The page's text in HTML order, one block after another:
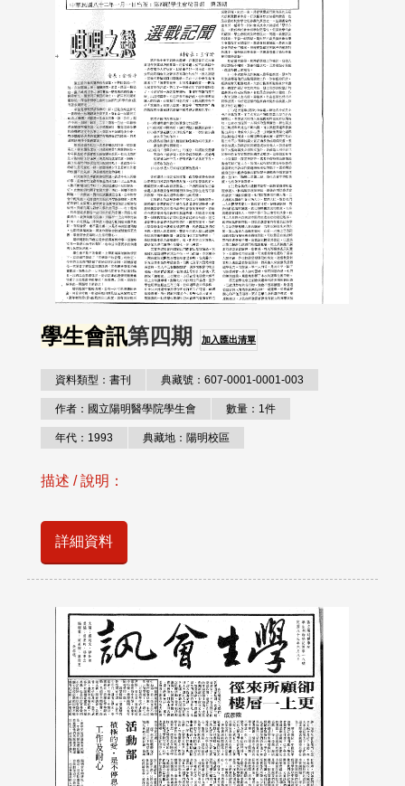
學生會訊第四期 加入匯出清單
資料類型：書刊 典藏號：607-0001-0001-003
作者：國立陽明醫學院學生會 數量：1件
年代：1993 典藏地：陽明校區
描述 / 說明：
詳細資料